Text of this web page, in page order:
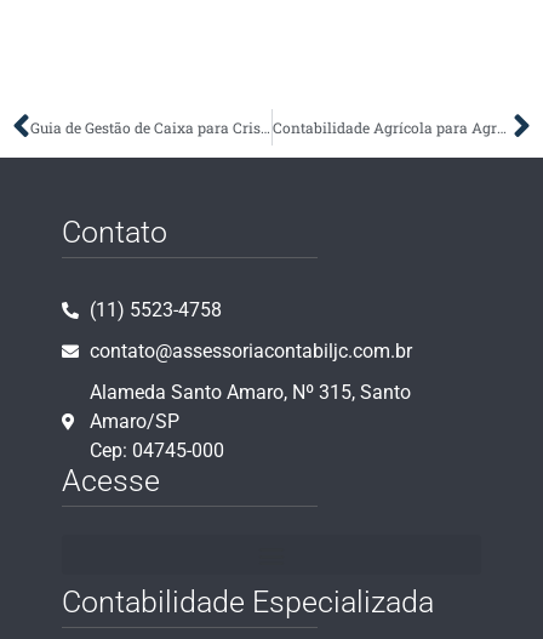
Guia de Gestão de Caixa para Crise no Varejo Contabilidade Agrícola para Agronegócio
Contato
(11) 5523-4758
contato@assessoriacontabiljc.com.br
Alameda Santo Amaro, Nº 315, Santo
Amaro/SP
Cep: 04745-000
Acesse
Contabilidade Especializada